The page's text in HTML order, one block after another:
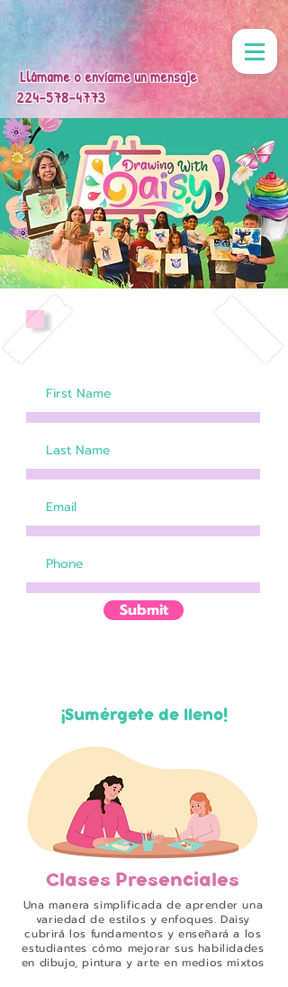
Llámame o envíame un mensaje
224-578-4773
Sign up for a Trial Class!
Submit
¡Sumérgete de lleno!
Clases Presenciales
Una manera simplificada de aprender una
variedad de estilos y enfoques. Daisy
cubrirá los fundamentos y enseñará a los
estudiantes cómo mejorar sus habilidades
en dibujo, pintura y arte en medios mixtos